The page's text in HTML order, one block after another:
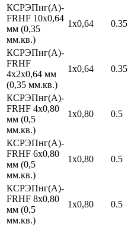
КСРЭПнг(А)-
FRHF 10х0,64
мм (0,35
мм.кв.)
1х0,64 0.35
КСРЭПнг(А)-
FRHF
4х2х0,64 мм
(0,35 мм.кв.)
1х0,64 0.35
КСРЭПнг(А)-
FRHF 4х0,80
мм (0,5
мм.кв.)
1х0,80 0.5
КСРЭПнг(А)-
FRHF 6х0,80
мм (0,5
мм.кв.)
1х0,80 0.5
КСРЭПнг(А)-
FRHF 8х0,80
мм (0,5
мм.кв.)
1х0,80 0.5